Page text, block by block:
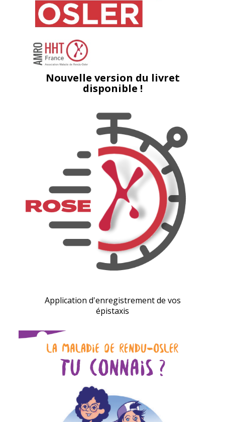
Nouvelle version du livret
disponible !
Application d'enregistrement de vos
épistaxis